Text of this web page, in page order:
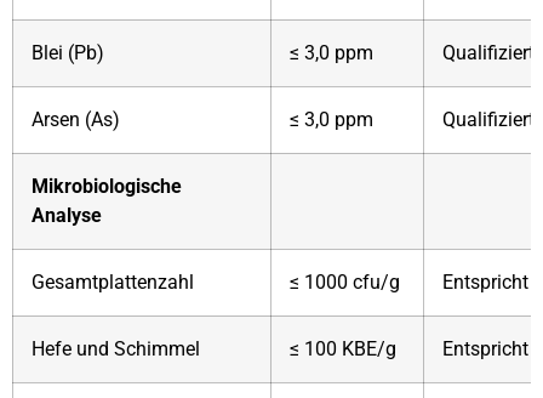
Blei (Pb) ≤ 3,0 ppm Qualifiziert
Arsen (As) ≤ 3,0 ppm Qualifiziert
Mikrobiologische
Analyse
Gesamtplattenzahl ≤ 1000 cfu/g Entspricht
Hefe und Schimmel ≤ 100 KBE/g Entspricht